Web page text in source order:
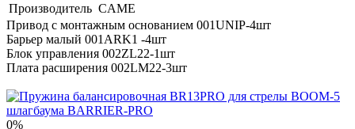
Производитель CAME
Привод с монтажным основанием 001UNIP-4шт
Барьер малый 001ARK1 -4шт
Блок управления 002ZL22-1шт
Плата расширения 002LM22-3шт
0%